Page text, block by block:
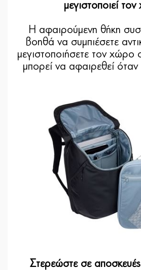
μεγιστοποιεί
Η αφαιρούμενη θήκη
βοηθά να συμπιέσετε
μεγιστοποιήσετε τον χώρο
μπορεί να αφαιρεθεί όταν
Στερεώστε σε